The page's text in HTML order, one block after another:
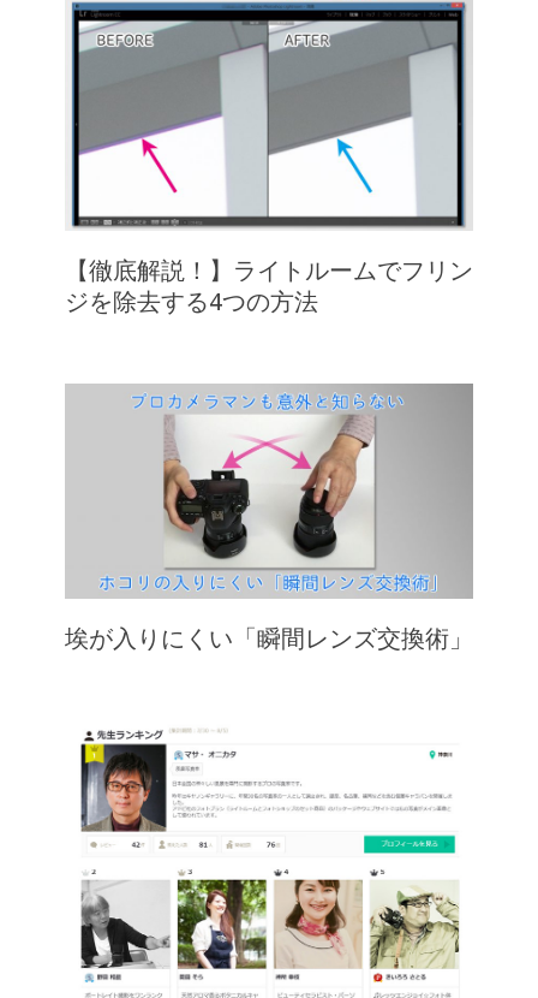
【徹底解説！】ライトルームでフリン
ジを除去する4つの方法
埃が入りにくい「瞬間レンズ交換術」